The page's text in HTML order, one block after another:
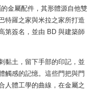
金屬配件，其形體源自他雙
特羅之家與米拉之家所打造
第簽名，並由 BD 與建築師
黏土，留下手部的印記，並
觸感的記憶。這些門把與門
人體工學的曲線，在金屬之